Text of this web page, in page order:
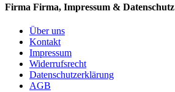
Firma Firma, Impressum & Datenschutz
Über uns
Kontakt
Impressum
Widerrufsrecht
Datenschutzerklärung
AGB